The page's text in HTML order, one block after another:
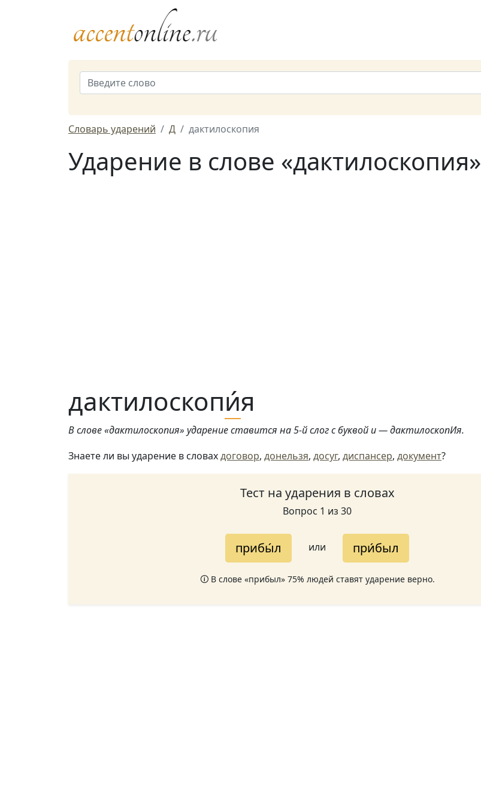
Словарь ударений Д дактилоскопия
Ударение в слове «дактилоскопия»
дактилоскопи́я
В слове «дактилоскопия» ударение ставится на 5-й слог с буквой и — дактилоскопИя.
Знаете ли вы ударение в словахдоговор, донельзя, досуг, диспансер, документ?
Тест на ударения в словах
Вопрос 1 из 30
прибы́л или при́был
🛈 В слове «прибыл» 75% людей ставят ударение верно.